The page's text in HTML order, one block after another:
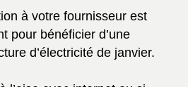
à votre fournisseur est
pour bénéficier d’une
d’électricité de janvier.